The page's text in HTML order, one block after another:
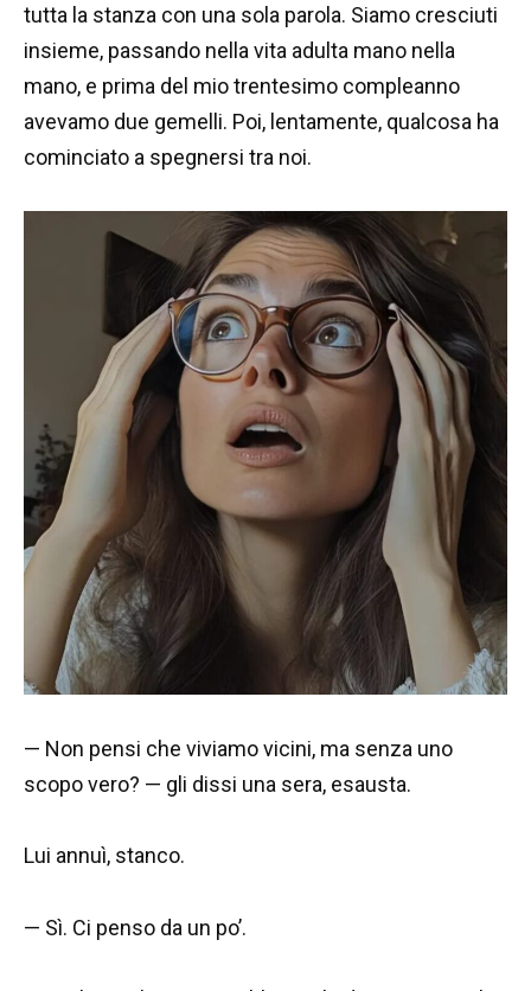
tutta la stanza con una sola parola. Siamo cresciuti
insieme, passando nella vita adulta mano nella
mano, e prima del mio trentesimo compleanno
avevamo due gemelli. Poi, lentamente, qualcosa ha
cominciato a spegnersi tra noi.
— Non pensi che viviamo vicini, ma senza uno
scopo vero? — gli dissi una sera, esausta.
Lui annuì, stanco.
— Sì. Ci penso da un po’.